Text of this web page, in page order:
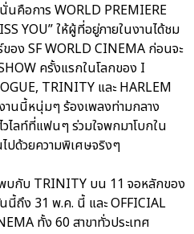
คือการ WORLD PREMIERE
YOU” ให้ผู้ที่อยู่ภายในงานได้ชม
อง SF WORLD CINEMA ก่อนจะ
ครั้งแรกในโลกของ I
TRINITY และ HARLEM
านนี้หนุ่มๆ ร้องเพลงท่ามกลาง
ไลท์ที่แฟนๆ ร่วมใจพกมาโบกใน
ปด้วยความพิเศษจริงๆ
บกับ TRINITY บน 11 จอหลักของ
นี้ถึง 31 พ.ค. นี้ และ OFFICIAL
ทั้ง 60 สาขาทั่วประเทศ